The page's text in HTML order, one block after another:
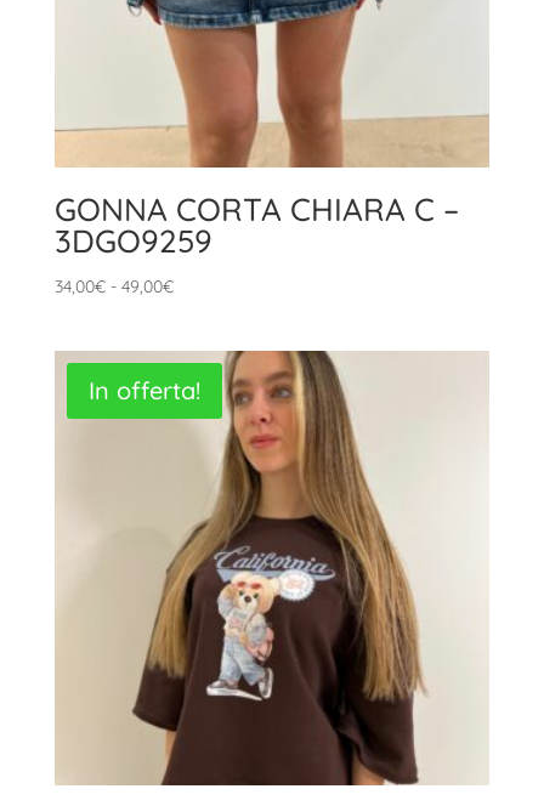
GONNA CORTA CHIARA C –
3DGO9259
34,00€ - 49,00€Fascia
da
34,00€
a
49,00€
In offerta!